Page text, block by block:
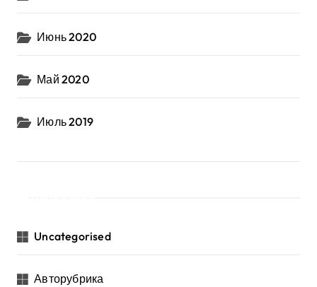
Июнь 2020
Май 2020
Июль 2019
Uncategorised
Авторубрика